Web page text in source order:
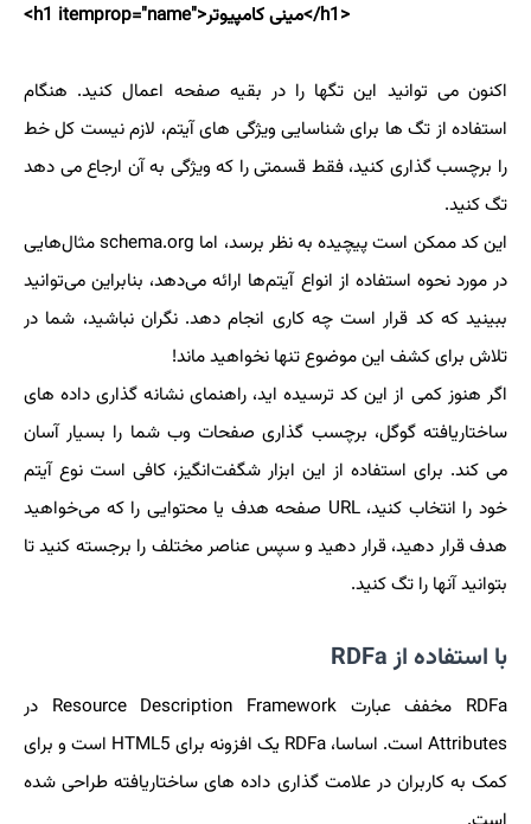
<h1 itemprop="name">مینی کامپیوتر</h1>
اکنون می توانید این تگها را در بقیه صفحه اعمال کنید. هنگام
استفاده از تگ ها برای شناسایی ویژگی های آیتم، لازم نیست کل خط
را برچسب گذاری کنید، فقط قسمتی را که ویژگی به آن ارجاع می دهد
تگ کنید.
این کد ممکن است پیچیده به نظر برسد، اما schema.org مثال‌هایی
در مورد نحوه استفاده از انواع آیتم‌ها ارائه می‌دهد، بنابراین می‌توانید
ببینید که کد قرار است چه کاری انجام دهد. نگران نباشید، شما در
تلاش برای کشف این موضوع تنها نخواهید ماند!
اگر هنوز کمی از این کد ترسیده اید، راهنمای نشانه گذاری داده های
ساختاریافته گوگل، برچسب گذاری صفحات وب شما را بسیار آسان
می کند. برای استفاده از این ابزار شگفت‌انگیز، کافی است نوع آیتم
خود را انتخاب کنید، URL صفحه هدف یا محتوایی را که می‌خواهید
هدف قرار دهید، قرار دهید و سپس عناصر مختلف را برجسته کنید تا
بتوانید آنها را تگ کنید.
با استفاده از RDFa
RDFa مخفف عبارت Resource Description Framework در
Attributes است. اساسا، RDFa یک افزونه برای HTML5 است و برای
کمک به کاربران در علامت گذاری داده های ساختاریافته طراحی شده